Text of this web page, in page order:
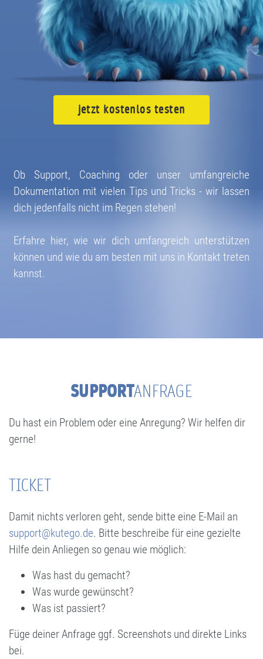
jetzt kostenlos testen
Ob Support, Coaching oder unser umfangreiche
Dokumentation mit vielen Tips und Tricks - wir lassen
dich jedenfalls nicht im Regen stehen!
Erfahre hier, wie wir dich umfangreich unterstützen
können und wie du am besten mit uns in Kontakt treten
kannst.
SUPPORTANFRAGE
Du hast ein Problem oder eine Anregung? Wir helfen dir
gerne!
TICKET
Damit nichts verloren geht, sende bitte eine E-Mail an
support@kutego.de. Bitte beschreibe für eine gezielte
Hilfe dein Anliegen so genau wie möglich:
Was hast du gemacht?
Was wurde gewünscht?
Was ist passiert?
Füge deiner Anfrage ggf. Screenshots und direkte Links
bei.
08004003055